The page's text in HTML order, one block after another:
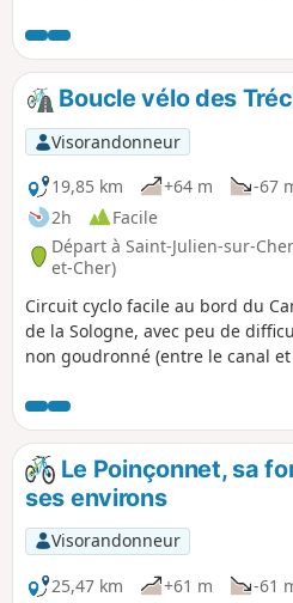
de Vasselay. Retour par le discret,
très beau jardin Edouard André,
de fleurs, d'arbustes et d'arbres
Boucle vélo des
Visorandonneur
19,85 km
+64 m
-67
2h
Facile
Départ à Saint-Julien-sur-
et-Cher)
Circuit cyclo facile au bord du
de la Sologne, avec peu de
non goudronné (entre le canal
Le Poinçonnet, sa
ses environs
Visorandonneur
25,47 km
+61 m -61